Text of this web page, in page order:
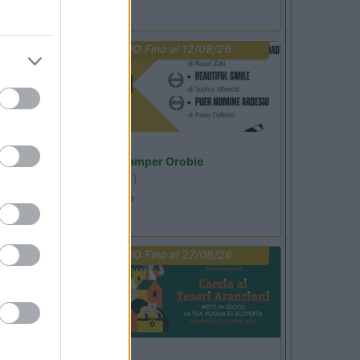
PROMO Fino al 12/08/26
Area Sosta Camper Orobie
(BG)
Estate in cineteca
PROMOFino al 27/08/26